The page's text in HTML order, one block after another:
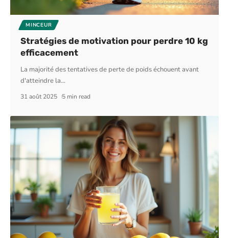
MINCEUR
Stratégies de motivation pour perdre 10 kg
efficacement
La majorité des tentatives de perte de poids échouent avant
d'atteindre la…
31 août 2025 5 min read